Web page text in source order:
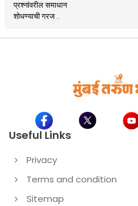
प्रश्नांवरील समाधान
शोधण्याची गरज ..
Useful Links
Privacy
Terms and condition
Sitemap